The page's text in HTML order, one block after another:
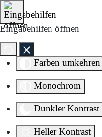
Eingabehilfen öffnen
Farben umkehren
Monochrom
Dunkler Kontrast
Heller Kontrast
Direkt zum Inhalt springen